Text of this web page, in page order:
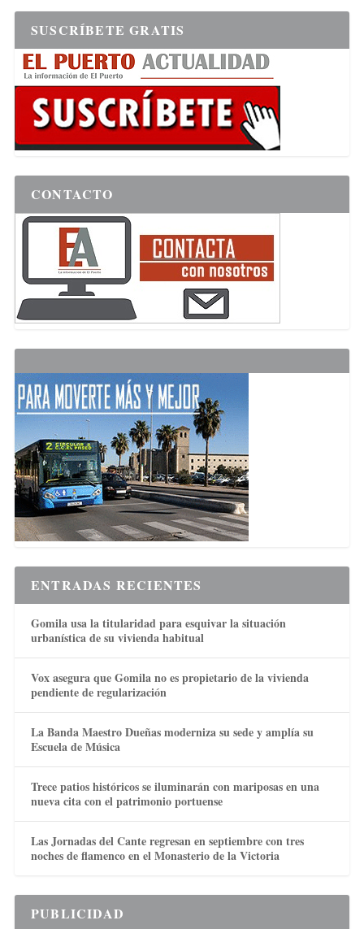
SUSCRÍBETE GRATIS
CONTACTO
ENTRADAS RECIENTES
Gomila usa la titularidad para esquivar la situación
urbanística de su vivienda habitual
Vox asegura que Gomila no es propietario de la vivienda
pendiente de regularización
La Banda Maestro Dueñas moderniza su sede y amplía su
Escuela de Música
Trece patios históricos se iluminarán con mariposas en una
nueva cita con el patrimonio portuense
Las Jornadas del Cante regresan en septiembre con tres
noches de flamenco en el Monasterio de la Victoria
PUBLICIDAD